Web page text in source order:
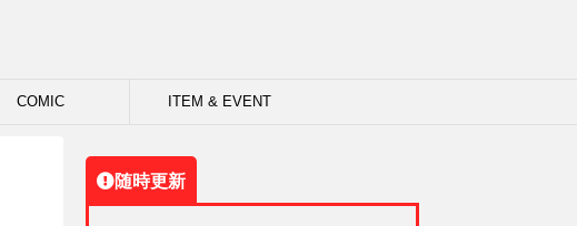
COMIC ITEM & EVENT
随時更新